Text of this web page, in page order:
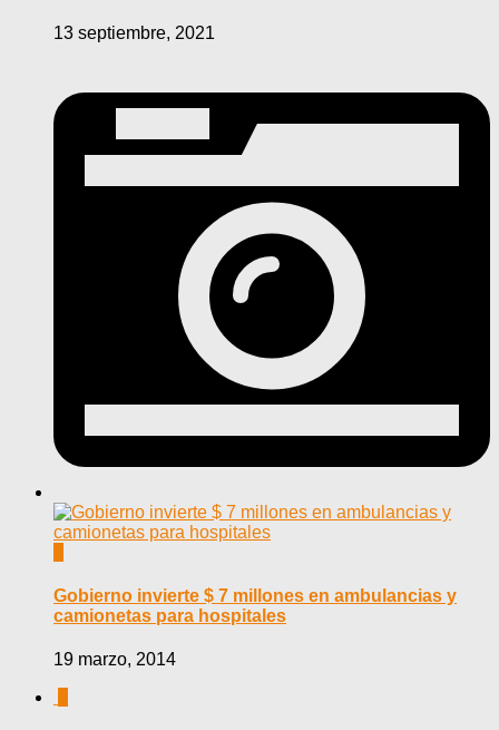
13 septiembre, 2021
Gobierno invierte $ 7 millones en ambulancias y
camionetas para hospitales
19 marzo, 2014